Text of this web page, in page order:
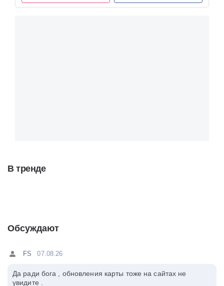
В тренде
Обсуждают
FS 07.08.26
Да ради бога , обновления карты тоже на сайтах не
увидите .